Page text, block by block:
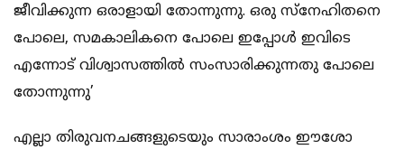
ജീവിക്കുന്ന ഒരാളായി തോന്നുന്നു. ഒരു സ്‌നേഹിതനെ
പോലെ, സമകാലികനെ പോലെ ഇപ്പോള്‍ ഇവിടെ
എന്നോട് വിശ്വാസത്തില്‍ സംസാരിക്കുന്നതു പോലെ
തോന്നുന്നു’
എല്ലാ തിരുവനചങ്ങളുടെയും സാരാംശം ഈശോ